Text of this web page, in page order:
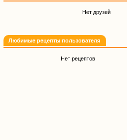
Нет друзей
Любимые рецепты пользователя
Нет рецептов